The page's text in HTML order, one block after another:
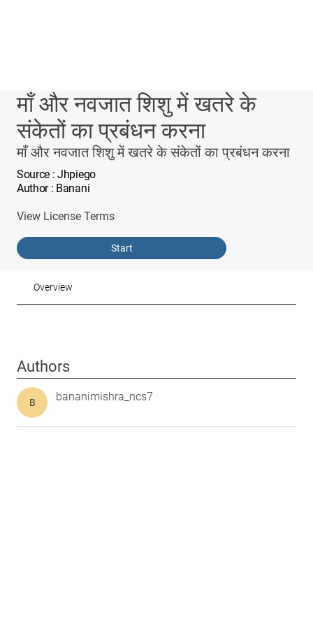
माँ और नवजात शिशु में खतरे के
संकेतों का प्रबंधन करना
माँ और नवजात शिशु में खतरे के संकेतों का प्रबंधन करना
Source : Jhpiego
Author: Banani
View License Terms
Start
Overview
Authors
B bananimishra_ncs7